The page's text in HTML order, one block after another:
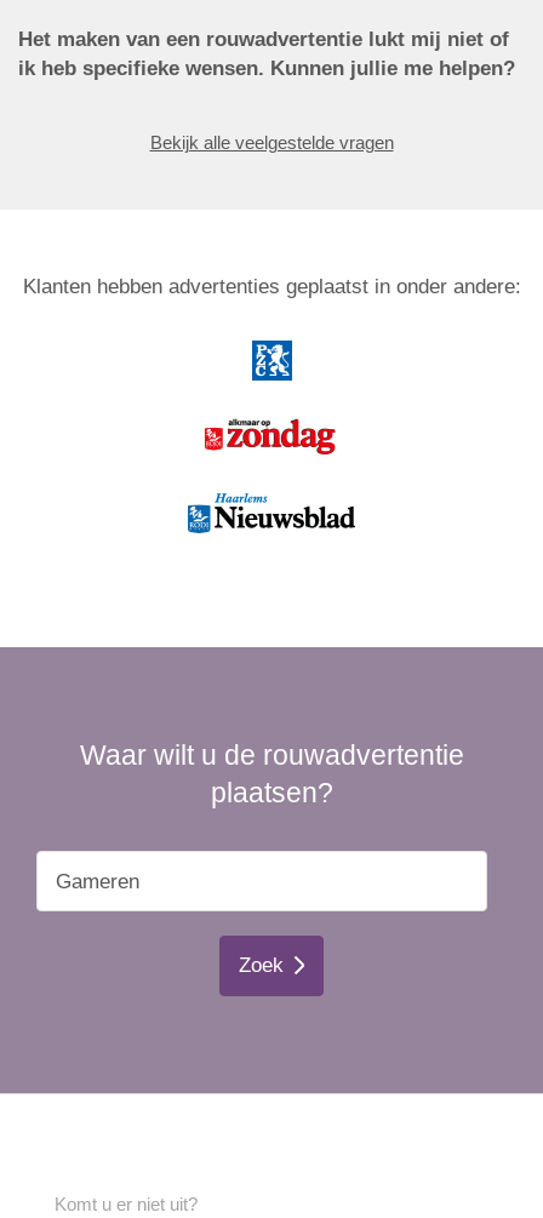
Het maken van een rouwadvertentie lukt mij niet of
ik heb specifieke wensen. Kunnen jullie me helpen?
Bekijk alle veelgestelde vragen
Klanten hebben advertenties geplaatst in onder andere:
Waar wilt u de rouwadvertentie
plaatsen?
Zoek
Komt u er niet uit?